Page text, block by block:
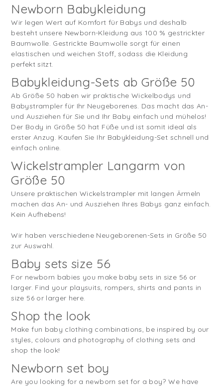
Newborn Babykleidung
Wir legen Wert auf Komfort für Babys und deshalb
besteht unsere Newborn-Kleidung aus 100 % gestrickter
Baumwolle. Gestrickte Baumwolle sorgt für einen
elastischen und weichen Stoff, sodass die Kleidung
perfekt sitzt.
Babykleidung-Sets ab Größe 50
Ab Größe 50 haben wir praktische Wickelbodys und
Babystrampler für Ihr Neugeborenes. Das macht das An-
und Ausziehen für Sie und Ihr Baby einfach und mühelos!
Der Body in Größe 50 hat Füße und ist somit ideal als
erster Anzug. Kaufen Sie Ihr Babykleidung-Set schnell und
einfach online.
Wickelstrampler Langarm von
Größe 50
Unsere praktischen Wickelstrampler mit langen Ärmeln
machen das An- und Ausziehen Ihres Babys ganz einfach.
Kein Aufhebens!
Wir haben verschiedene Neugeborenen-Sets in Größe 50
zur Auswahl.
Baby sets size 56
For newborn babies you make baby sets in size 56 or
larger. Find your playsuits, rompers, shirts and pants in
size 56 or larger here.
Shop the look
Make fun baby clothing combinations, be inspired by our
styles, colours and photography of clothing sets and
shop the look!
Newborn set boy
Are you looking for a newborn set for a boy? We have